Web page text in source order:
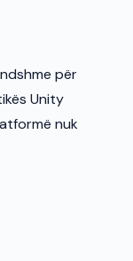
për
Unity
nuk